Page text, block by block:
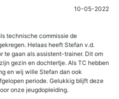
10-05-2022
technische commissie de
Helaas heeft Stefan v.d.
te gaan als assistent-trainer. Dit om
gezin en dochtertje. Als TC hebben
en wij wille Stefan dan ook
periode. Gelukkig blijft deze
onze jeugdopleiding.